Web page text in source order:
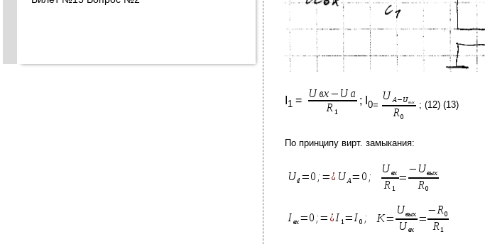
1 = ; I 0= ; (12) (13)
По принципу вирт. замыкания: